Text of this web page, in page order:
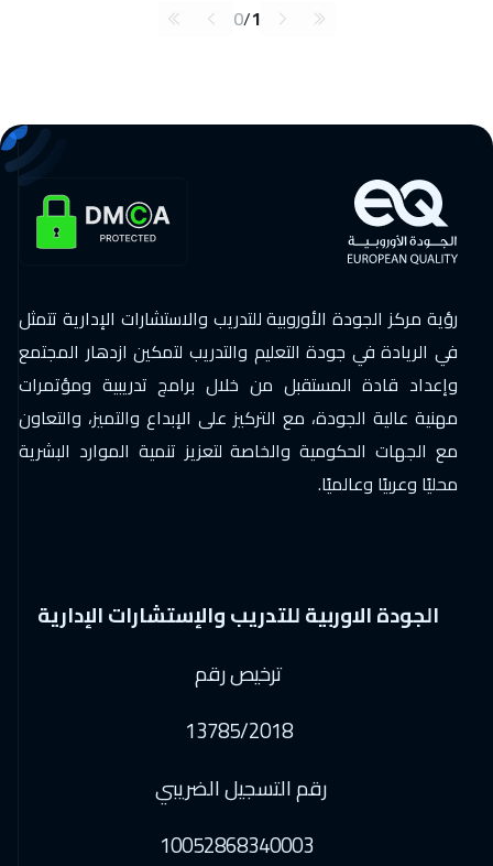
1
/
0
رؤية مركز الجودة الأوروبية للتدريب والاستشارات الإدارية تتمثل
في الريادة في جودة التعليم والتدريب لتمكين ازدهار المجتمع
وإعداد قادة المستقبل من خلال برامج تدريبية ومؤتمرات
مهنية عالية الجودة، مع التركيز على الإبداع والتميز، والتعاون
مع الجهات الحكومية والخاصة لتعزيز تنمية الموارد البشرية
محليًا وعربيًا وعالميًا.
الجودة الاوربية للتدريب والإستشارات الإدارية
ترخيص رقم
13785/2018
رقم التسجيل الضريبي
10052868340003